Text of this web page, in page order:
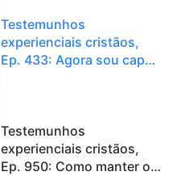
Testemunhos
experienciais cristãos,
Ep. 433: Agora sou capaz
Testemunhos
experienciais cristãos,
Ep. 950: Como manter o